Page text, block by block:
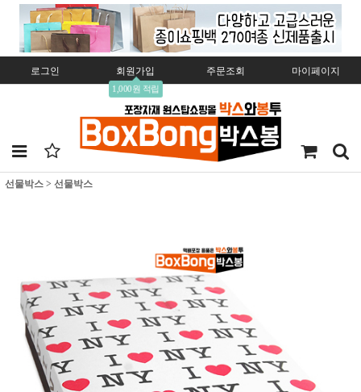
로그인 회원가입
1,000원 적립
주문조회 마이페이지
선물박스 > 선물박스